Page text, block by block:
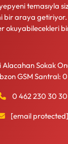
temasıyla
bir araya getiriyor.
okuyabilecekleri
Alacahan Sokak
GSM Santral: 0
0 462 230 30 30
[email protected]